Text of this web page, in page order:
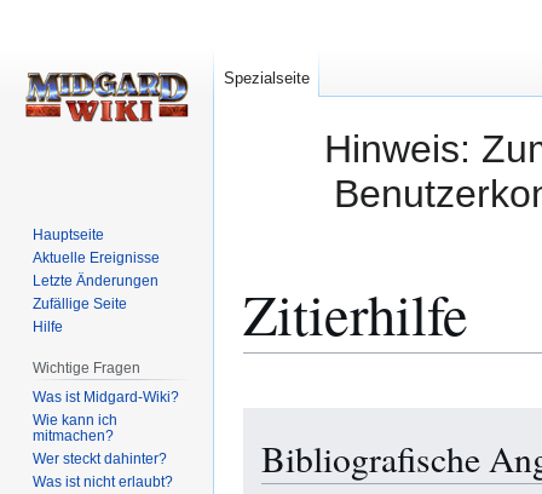
Hinweis:
Zitierhilfe
Navigation
springen
Suche
springen
Bibliografische
Spezialseite
Hauptseite
Aktuelle Ereignisse
Letzte Änderungen
Zufällige Seite
Hilfe
Wichtige Fragen
Was ist Midgard-Wiki?
Wie kann ich
mitmachen?
Wer steckt dahinter?
Was ist nicht erlaubt?